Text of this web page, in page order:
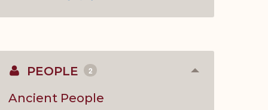
PEOPLE 2 Collapse
Ancient People